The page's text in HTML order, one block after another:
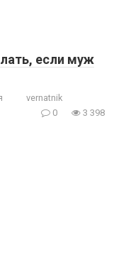
если муж
vernatnik
0
3 398